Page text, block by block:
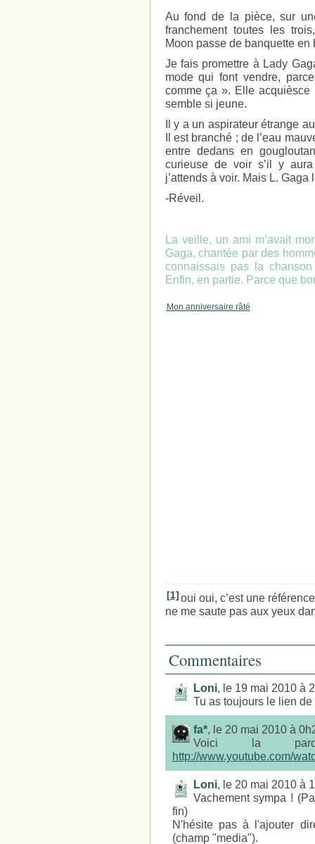
Au fond de la pièce, sur
franchement toutes les
Moon passe de banquette
Je fais promettre à Lady
mode qui font vendre,
comme ça ». Elle
semble si jeune.
Il y a un aspirateur étrange
Il est branché ; de l’eau
entre dedans en
curieuse de voir s’il y
j’attends à voir. Mais L.
-Réveil.
La veille, un ami m’avait
Gaga, chantée par des
connaissais pas la
Enfin, en partie. Parce que
Mon anniversaire râté
[1] oui oui, c’est une
ne me saute pas aux yeux
Commentaires
Loni, le 19 mai 2010 à
Tu as toujours le lien
fa*, le 20 mai 2010 à
Voici la
http://www.youtube.com/
Loni, le 20 mai 2010 à
Vachement sympa !
fin)
N'hésite pas à l'ajouter
(champ "media").